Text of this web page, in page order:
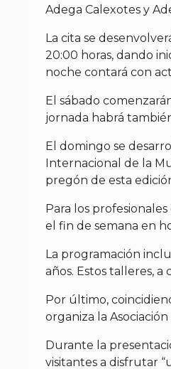
Adega Calexotes y
La cita se
20:00 horas, dando
noche contará con
El sábado
jornada habrá
El domingo se
Internacional de la
pregón de esta
Para los
el fin de semana en
La programación
años. Estos talleres,
Por último,
organiza la
Durante la
visitantes a disfrutar